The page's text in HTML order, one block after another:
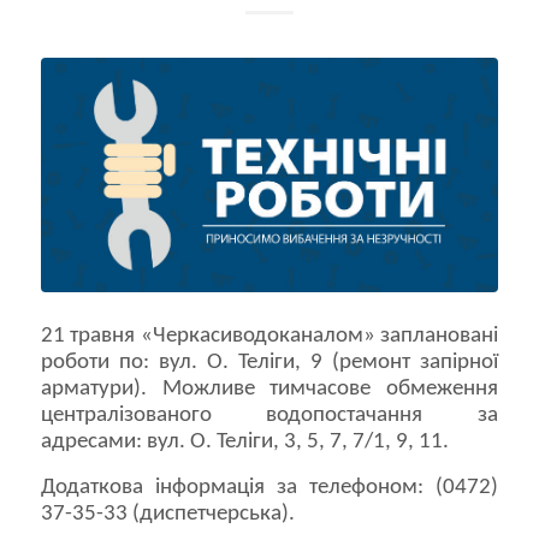
21 травня «Черкасиводоканалом» заплановані
роботи по: вул. О. Теліги, 9 (ремонт запірної
арматури). Можливе тимчасове обмеження
централізованого водопостачання за
адресами: вул. О. Теліги, 3, 5, 7, 7/1, 9, 11.
Додаткова інформація за телефоном: (0472)
37-35-33 (диспетчерська).